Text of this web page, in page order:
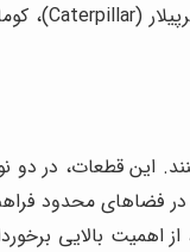
این قطعات، در
محدود
بالایی